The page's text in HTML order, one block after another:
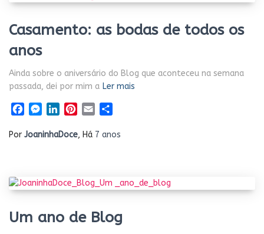
Casamento: as bodas de todos os
anos
Ainda sobre o aniversário do Blog que aconteceu na semana
passada, dei por mim a Ler mais
Facebook
Messenger
LinkedInPinterest
Email
Por JoaninhaDoce, Há 7 anos
Um ano de Blog